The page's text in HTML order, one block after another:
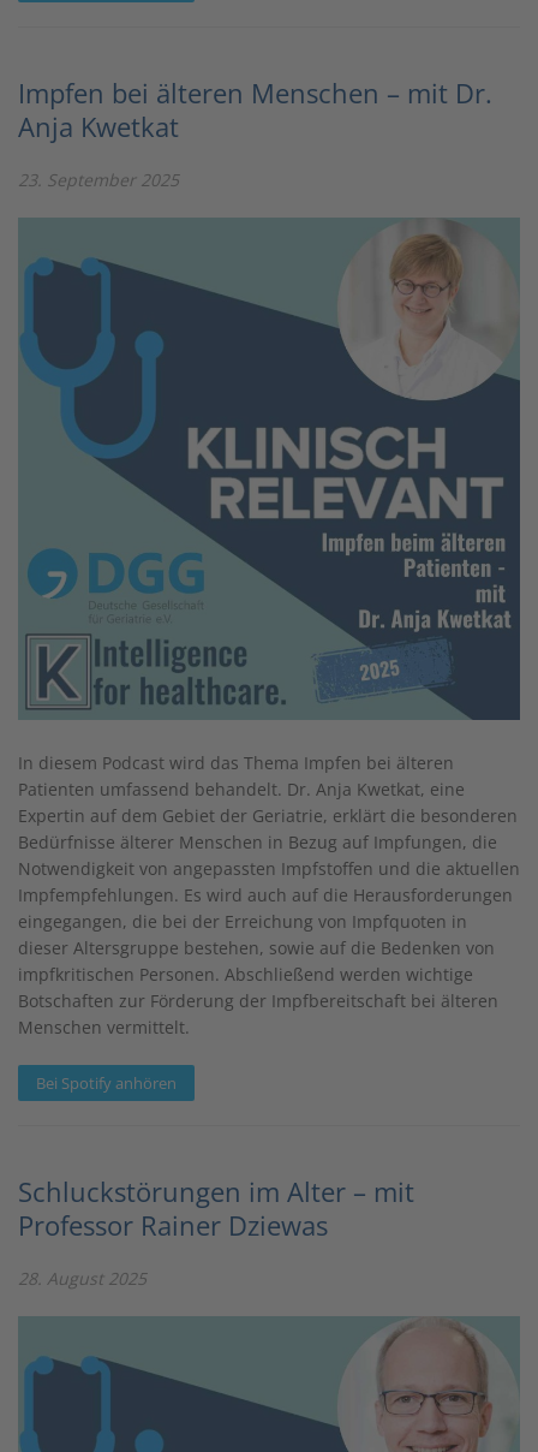
Impfen bei älteren Menschen – mit Dr.
Anja Kwetkat
23. September 2025
In diesem Podcast wird das Thema Impfen bei älteren
Patienten umfassend behandelt. Dr. Anja Kwetkat, eine
Expertin auf dem Gebiet der Geriatrie, erklärt die besonderen
Bedürfnisse älterer Menschen in Bezug auf Impfungen, die
Notwendigkeit von angepassten Impfstoffen und die aktuellen
Impfempfehlungen. Es wird auch auf die Herausforderungen
eingegangen, die bei der Erreichung von Impfquoten in
dieser Altersgruppe bestehen, sowie auf die Bedenken von
impfkritischen Personen. Abschließend werden wichtige
Botschaften zur Förderung der Impfbereitschaft bei älteren
Menschen vermittelt.
Bei Spotify anhören
Schluckstörungen im Alter – mit
Professor Rainer Dziewas
28. August 2025